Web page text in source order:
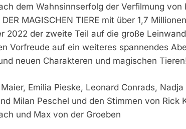
München: Couragierte Zeugen
In Stillgelegtem Bahngebäude (Sendling)
Auf: Mehr Als 17.000 Zigaretten In
Unversteuerter Zigaretten Und Einleitung
München: Mit Dem Kraftfahrzeug
dem Wahnsinnserfolg der Verfilmung von
MAGISCHEN TIERE mit über 1,7 Millionen
2022 der zweite Teil auf die große
Vorfreude auf ein weiteres spannendes
neuen Charakteren und magischen
Emilia Pieske, Leonard Conrads, Nadja
Milan Peschel und den Stimmen von Rick
und Max von der Groeben